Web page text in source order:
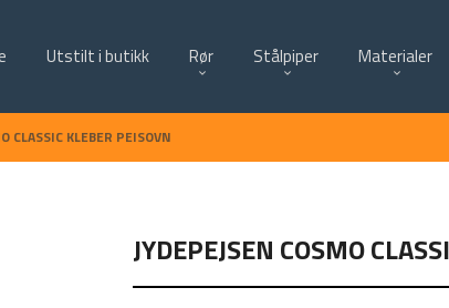
Utstilt i butikk Rør Stålpiper Materialer
CLASSIC KLEBER PEISOVN
JYDEPEJSEN COSMO